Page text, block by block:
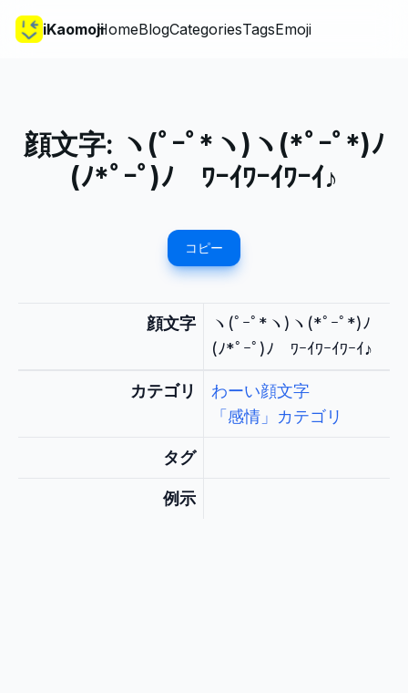
iKaomojiHomeBlogCategoriesTagsEmoji
顔文字: ヽ(ﾟｰﾟ*ヽ)ヽ(*ﾟｰﾟ*)ﾉ
(ﾉ*ﾟｰﾟ)ﾉ ﾜｰｲﾜｰｲﾜｰｲ♪
コピー
顔文字
ヽ(ﾟｰﾟ*ヽ)ヽ(*ﾟｰﾟ*)ﾉ
(ﾉ*ﾟｰﾟ)ﾉ ﾜｰｲﾜｰｲﾜｰｲ♪
カテゴリ
わーい顔文字
「感情」カテゴリ
タグ
例示